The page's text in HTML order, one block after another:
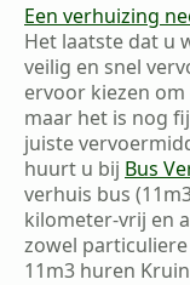
Een verhuizing
Het laatste dat u
veilig en snel
ervoor kiezen
maar het is nog
juiste
huurt u bij Bus
verhuis bus
kilometer-vrij en
zowel
11m3 huren